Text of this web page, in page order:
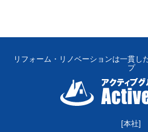
リフォーム・リノベーションは一貫し
プ
[本社]